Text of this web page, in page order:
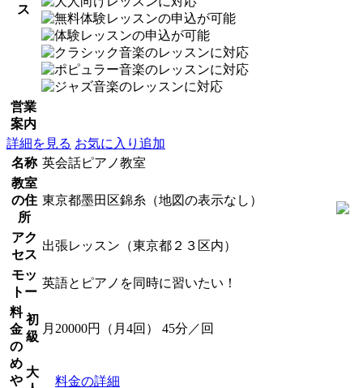
ス
営業
案内
詳細を見る お気に入り追加
名称 英会話ピアノ教室
教室
の住
所
東京都墨田区錦糸（地図の表示なし）
アク
セス
出張レッスン（東京都２３区内）
モッ
トー
英語とピアノを同時に習いたい！
料
金
の
め
や
初
級
月20000円（月4回） 45分／回
大
料金の詳細